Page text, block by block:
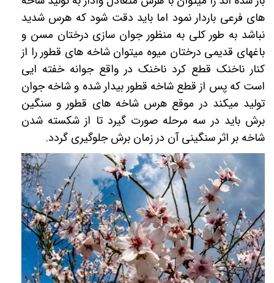
های فرعی باردار نمود اما باید دقت شود که هرس شدید
نباشد به طور کلی به منظور جوان سازی درختان مسن و
باغهای قدیمی درختان میوه میتوان شاخه های قطور را از
کنار ناخنک قطع کرد ناخنک در واقع جوانه خفته ایی
است که پس از قطع شاخه قطور بیدار شده و شاخه جوان
تولید میکند در موقع هرس شاخه های قطور و سنگین
برش باید در سه مرحله صورت گیرد تا از شکسته شدن
شاخه بر اثر سنگینی آن در زمان برش جلوگیری گردد.